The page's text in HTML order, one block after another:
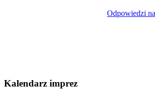
Odpowiedzi
Kalendarz imprez